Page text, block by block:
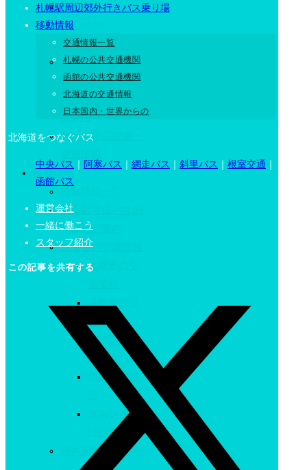
釧路空港
（Kushiro
Airport）
北海道帯広空港
（Obihiro
Airport）からの旅
行計画
とかち帯広空港・
札幌駅周辺バスの
りばのご案内
北海道の交通情報
札幌市の交
都市間高速
バス
JR北海道鉄
道南いさり
び鉄道
日本国内・世界か
札幌駅周辺郊外行きバス乗り場
移動情報
交通情報一覧
札幌の公共交通機関
函館の公共交通機関
北海道の交通情報
日本国内・世界からの
北海道をつなぐバス
中央バス 阿寒バス 網走バス 斜里バス 根室交通
函館バス
運営会社
一緒に働こう
スタッフ紹介
この記事を共有する